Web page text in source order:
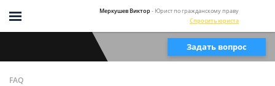
Меркушев Виктор- Юрист по гражданскому праву
Спросить юриста
Задать вопрос
FAQ